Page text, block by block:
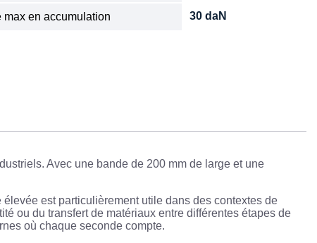
max en accumulation 30 daN
Avec une bande de 200 mm de large et une
est particulièrement utile dans des contextes de
ou du transfert de matériaux entre différentes étapes de
où chaque seconde compte.